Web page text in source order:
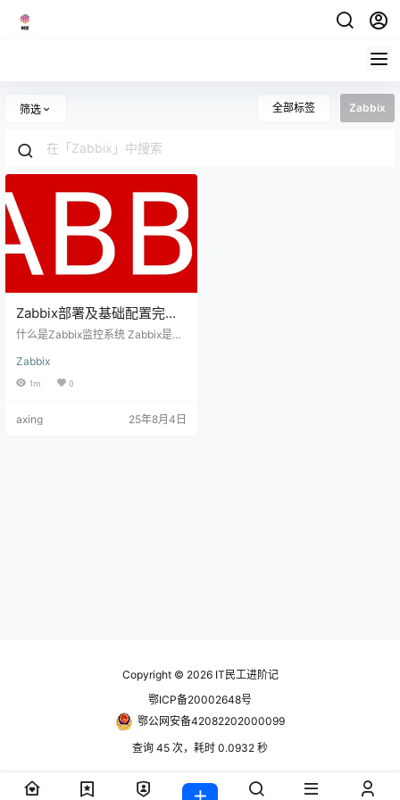
筛选 全部标签 Zabbix
Zabbix部署及基础配置完全
指南
什么是Zabbix监控系统 Zabbix是一
决方案，专为IT基础设施监控而设
计。作为企业级监控平台，Zabbix
定运行。 Zabbix核心组件架构 Zab
Zabbix
1m 0
axing 25年8月4日
Copyright © 2026IT民工进阶记
鄂ICP备20002648号
鄂公网安备42082202000099
查询 45 次，耗时 0.0932 秒